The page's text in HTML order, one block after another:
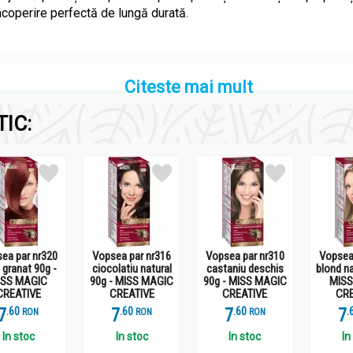
perfectă de lungă durată.
CREATIVE
Glyceryl stearate, Peg-100 stearate, Propylene glycol,
Sodium metabisulfite, Acylates/C10-30 alkyl acrylate
Citeste mai mult
par nr320
90g -
MAGIC
.6 RON
In stoc
Vopsea par nr316
ciocolatiu natural
90g - MISS MAGIC
CREATIVE
7.6 RON
In stoc
Vopsea par nr310
castaniu deschis
90g - MISS MAGIC
CREATIVE
7.6 RON
In stoc
blond
7.